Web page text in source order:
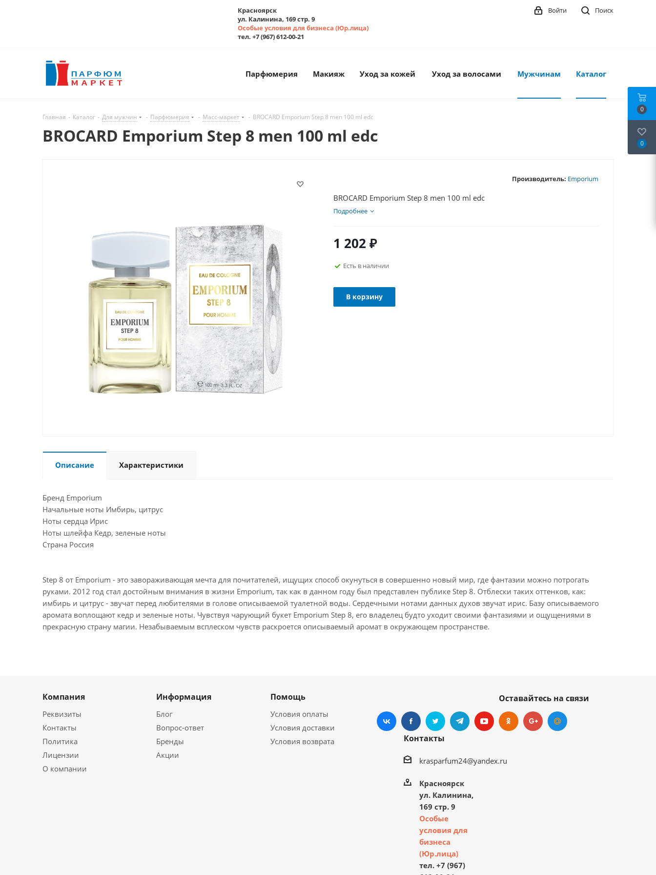
Красноярск
ул. Калинина, 169 стр. 9
Особые условия для бизнеса (Юр.лица)
тел. +7 (967) 612-00-21
Поиск
Войти
Парфюмерия Макияж Уход за кожей Уход за волосами Мужчинам Каталог
Главная - Каталог - Для мужчин - Парфюмерия - Масс-маркет - BROCARD Emporium Step 8 men 100 ml edc
BROCARD Emporium Step 8 men 100 ml edc
Производитель: Emporium
BROCARD Emporium Step 8 men 100 ml edc
Подробнее
1 202 ₽
Есть в наличии
В корзину
Описание Характеристики
Бренд Emporium
Начальные ноты Имбирь, цитрус
Ноты сердца Ирис
Ноты шлейфа Кедр, зеленые ноты
Страна Россия
Step 8 от Emporium - это завораживающая мечта для почитателей, ищущих способ окунуться в совершенно новый мир, где фантазии можно потрогать
руками. 2012 год стал достойным внимания в жизни Emporium, так как в данном году был представлен публике Step 8. Отблески таких оттенков, как:
имбирь и цитрус - звучат перед любителями в голове описываемой туалетной воды. Сердечными нотами данных духов звучат ирис. Базу описываемого
аромата воплощают кедр и зеленые ноты. Чувствуя чарующий букет Emporium Step 8, его владелец будто уходит своими фантазиями и ощущениями в
прекрасную страну магии. Незабываемым всплеском чувств раскроется описываемый аромат в окружающем пространстве.
Компания
Реквизиты
Контакты
Политика
Лицензии
О компании
Информация
Блог
Вопрос-ответ
Бренды
Акции
Помощь
Условия оплаты
Условия доставки
Условия возврата
Оставайтесь на связи
Контакты
krasparfum24@yandex.ru
Красноярск
ул. Калинина,
169 стр. 9
Особые
условия для
бизнеса
(Юр.лица)
тел. +7 (967)
0
0